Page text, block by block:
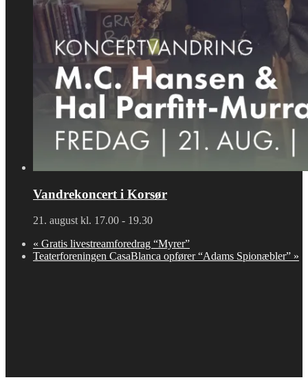
Vandrekoncert i Korsør
21. august kl. 17.00 - 19.30
« Gratis livestreamforedrag “Myrer”
Teaterforeningen CasaBlanca opfører “Adams Spionæbler” »